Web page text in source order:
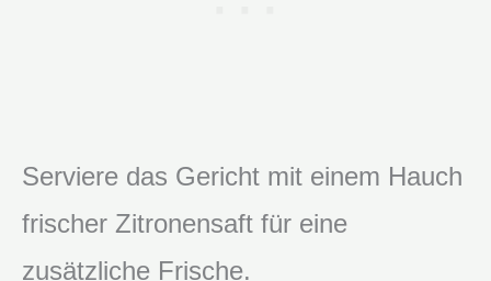
Serviere das Gericht mit einem Hauch
frischer Zitronensaft für eine
zusätzliche Frische.